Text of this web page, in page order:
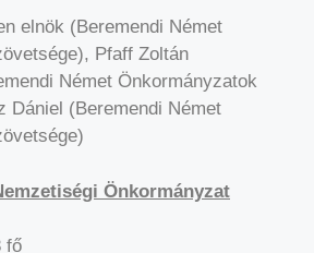
elnök (Beremendi Német
Pfaff Zoltán
Német Önkormányzatok
Dániel (Beremendi Német
Önkormányzat
fő